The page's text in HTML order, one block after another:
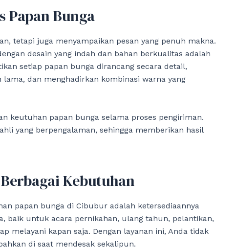
Papan Bunga
tetapi juga menyampaikan pesan yang penuh makna.
desain yang indah dan bahan berkualitas adalah
setiap papan bunga dirancang secara detail,
dan menghadirkan kombinasi warna yang
keutuhan papan bunga selama proses pengiriman.
yang berpengalaman, sehingga memberikan hasil
Kebutuhan
papan bunga di Cibubur adalah ketersediaannya
baik untuk acara pernikahan, ulang tahun, pelantikan,
melayani kapan saja. Dengan layanan ini, Anda tidak
di saat mendesak sekalipun.